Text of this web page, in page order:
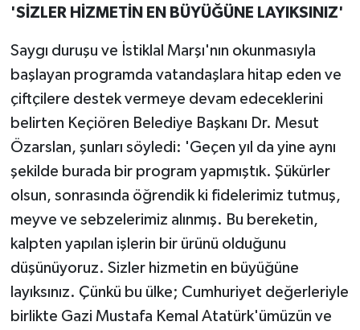
'SİZLER HİZMETİN EN BÜYÜĞÜNE LAYIKSINIZ'
Saygı duruşu ve İstiklal Marşı'nın okunmasıyla
başlayan programda vatandaşlara hitap eden ve
çiftçilere destek vermeye devam edeceklerini
belirten Keçiören Belediye Başkanı Dr. Mesut
Özarslan, şunları söyledi: 'Geçen yıl da yine aynı
şekilde burada bir program yapmıştık. Şükürler
olsun, sonrasında öğrendik ki fidelerimiz tutmuş,
meyve ve sebzelerimiz alınmış. Bu bereketin,
kalpten yapılan işlerin bir ürünü olduğunu
düşünüyoruz. Sizler hizmetin en büyüğüne
layıksınız. Çünkü bu ülke; Cumhuriyet değerleriyle
birlikte Gazi Mustafa Kemal Atatürk'ümüzün ve